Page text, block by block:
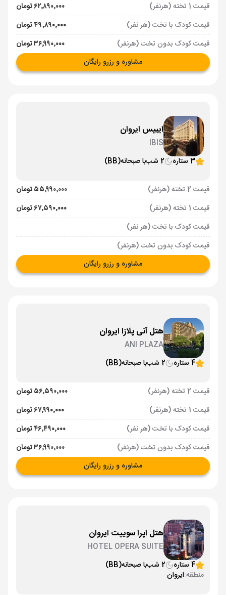
قیمت 1 تخته (هرنفر)
۶۲٬۸۹۰٬۰۰۰ تومان
قیمت کودک با تخت (هر نفر)
۴۹٬۸۹۰٬۰۰۰ تومان
قیمت کودک بدون تخت (هرنفر)
۳۶٬۹۹۰٬۰۰۰ تومان
مشاوره و رزرو رایگان
ایبیس ایروان
IBIS
3 ستاره
2 شب با صبحانه(BB)
قیمت 2 تخته (هرنفر)
۵۵٬۹۹۰٬۰۰۰ تومان
قیمت 1 تخته (هرنفر)
۶۷٬۵۹۰٬۰۰۰ تومان
قیمت کودک با تخت (هر نفر)
قیمت کودک بدون تخت (هرنفر)
مشاوره و رزرو رایگان
هتل آنی پلازا ایروان
ANI PLAZA
4 ستاره
2 شب با صبحانه(BB)
قیمت 2 تخته (هرنفر)
۵۶٬۵۹۰٬۰۰۰ تومان
قیمت 1 تخته (هرنفر)
۶۷٬۹۹۰٬۰۰۰ تومان
قیمت کودک با تخت (هر نفر)
۴۶٬۴۹۰٬۰۰۰ تومان
قیمت کودک بدون تخت (هرنفر)
۳۶٬۹۹۰٬۰۰۰ تومان
مشاوره و رزرو رایگان
هتل اپرا سوییت ایروان
HOTEL OPERA SUITE
4 ستاره
2 شب با صبحانه(BB)
منطقه:ایروان